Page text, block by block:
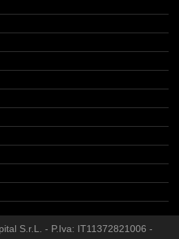
S.r.L. - P.Iva: IT11372821006 -